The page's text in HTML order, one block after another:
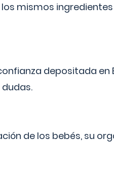
mismos
depositada en
de los bebés, su